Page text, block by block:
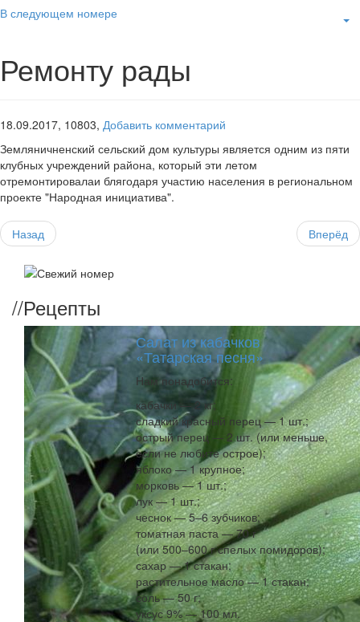
В следующем номере
Ремонту рады
18.09.2017, 10803, Добавить комментарий
Земляничненский сельский дом культуры является одним из пяти
клубных учреждений района, который эти летом
отремонтировалаи блягодаря участию населения в региональном
проекте "Народная инициатива".
Назад Вперёд
//Рецепты
Салат из кабачков
«Татарская песня»
Нам понадобится:
кабачки — 2 кг;
сладкий красный перец — 1 шт.;
острый перец — 2 шт. (или меньше,
если не любите острое);
яблоко — 1 крупное;
морковь — 1 шт.;
лук — 1 шт.;
чеснок — 5–6 зубчиков;
томатная паста — 70 г
(или 500–600 г спелых помидоров);
сахар — 1 стакан;
растительное масло — 1 стакан;
соль — 50 г;
уксус 9% — 100 мл.